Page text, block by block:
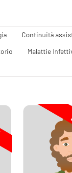
Continuità
Malattie